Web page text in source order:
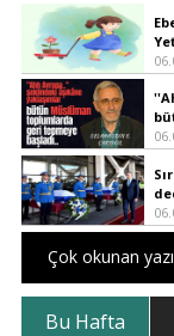
Çok okunan
Bu Hafta